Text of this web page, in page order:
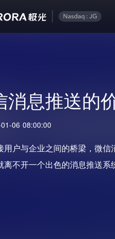
消息推送的
06 08:00:00
用户与企业之间的桥梁，微
离不开一个出色的消息推送系